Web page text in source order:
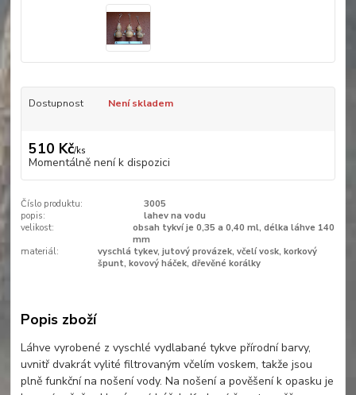
Dostupnost Není skladem
510 Kč/ks
Momentálně není k dispozici
Číslo produktu:
3005
popis:
lahev na vodu
velikost:
obsah tykví je 0,35 a 0,40 ml, délka láhve 140
mm
materiál:
vyschlá tykev, jutový provázek, včelí vosk, korkový
špunt, kovový háček, dřevěné korálky
Popis zboží
Láhve vyrobené z vyschlé vydlabané tykve přírodní barvy,
uvnitř dvakrát vylité filtrovaným včelím voskem, takže jsou
plně funkční na nošení vody. Na nošení a pověšení k opasku je